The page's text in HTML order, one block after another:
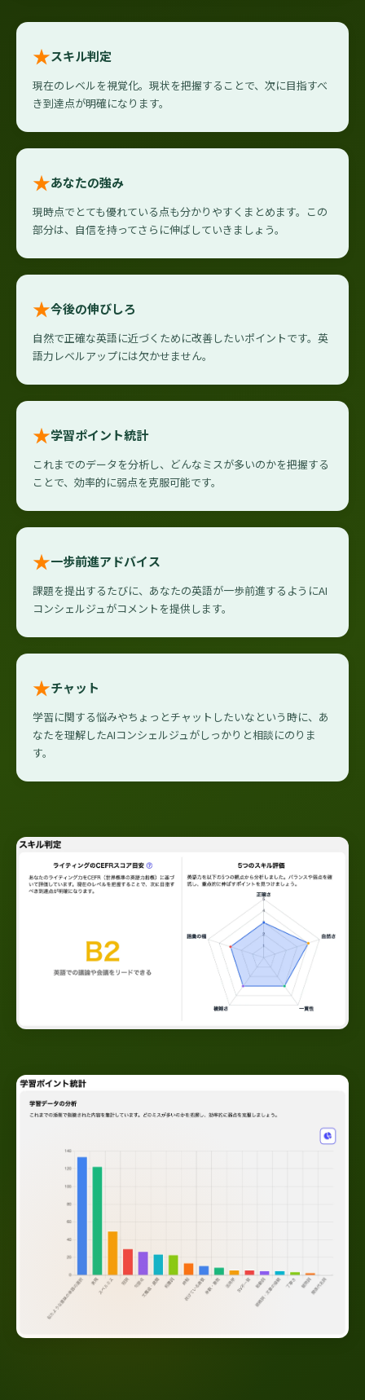
★スキル判定
現在のレベルを視覚化。現状を把握することで、次に目指すべ
き到達点が明確になります。
★あなたの強み
現時点でとても優れている点も分かりやすくまとめます。この
部分は、自信を持ってさらに伸ばしていきましょう。
★今後の伸びしろ
自然で正確な英語に近づくために改善したいポイントです。英
語力レベルアップには欠かせません。
★学習ポイント統計
これまでのデータを分析し、どんなミスが多いのかを把握する
ことで、効率的に弱点を克服可能です。
★一歩前進アドバイス
課題を提出するたびに、あなたの英語が一歩前進するようにAI
コンシェルジュがコメントを提供します。
★チャット
学習に関する悩みやちょっとチャットしたいなという時に、あ
なたを理解したAIコンシェルジュがしっかりと相談にのりま
す。